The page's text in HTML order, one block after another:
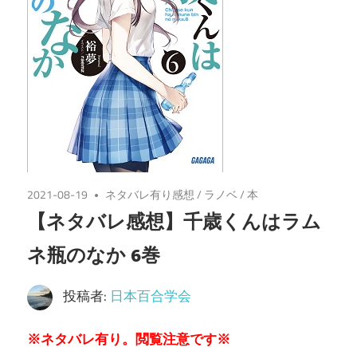
2021-08-19 ネタバレ有り感想/ ラノベ/本
【ネタバレ感想】千歳くんはラム
ネ瓶のなか 6巻
投稿者: 日本百合学会
※ネタバレ有り。閲覧注意です※